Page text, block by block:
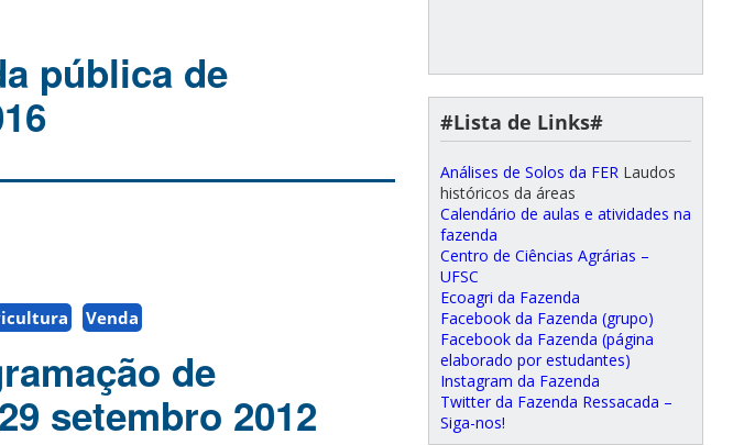
pública de
Venda
de
setembro 2012
#Lista de Links#
Análises de Solos da FER Laudos
históricos da áreas
Calendário de aulas e atividades na
fazenda
Centro de Ciências Agrárias –
UFSC
Ecoagri da Fazenda
Facebook da Fazenda (grupo)
Facebook da Fazenda (página
elaborado por estudantes)
Instagram da Fazenda
Twitter da Fazenda Ressacada –
Siga-nos!